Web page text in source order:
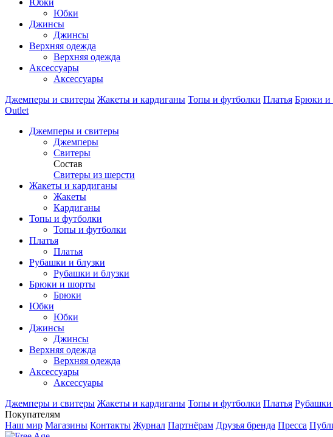
Юбки
Юбки
Джинсы
Джинсы
Верхняя одежда
Верхняя одежда
Аксессуары
Аксессуары
Джемперы и свитеры Жакеты и кардиганы Топы и футболки Платья Брюки и
Outlet
Джемперы и свитеры
Джемперы
Свитеры
Состав
Свитеры из шерсти
Жакеты и кардиганы
Жакеты
Кардиганы
Топы и футболки
Топы и футболки
Платья
Платья
Рубашки и блузки
Рубашки и блузки
Брюки и шорты
Брюки
Юбки
Юбки
Джинсы
Джинсы
Верхняя одежда
Верхняя одежда
Аксесcуары
Аксесcуары
Джемперы и свитеры Жакеты и кардиганы Топы и футболки Платья Рубашки
Покупателям
Наш мир Магазины Контакты Журнал Партнёрам Друзья бренда Пресса